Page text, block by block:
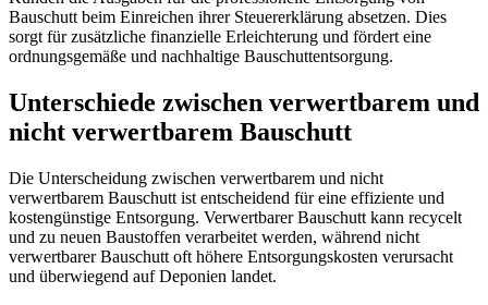
Bauschutt beim Einreichen ihrer Steuererklärung absetzen. Dies
sorgt für zusätzliche finanzielle Erleichterung und fördert eine
ordnungsgemäße und nachhaltige Bauschuttentsorgung.
Unterschiede zwischen verwertbarem und
nicht verwertbarem Bauschutt
Die Unterscheidung zwischen verwertbarem und nicht
verwertbarem Bauschutt ist entscheidend für eine effiziente und
kostengünstige Entsorgung. Verwertbarer Bauschutt kann recycelt
und zu neuen Baustoffen verarbeitet werden, während nicht
verwertbarer Bauschutt oft höhere Entsorgungskosten verursacht
und überwiegend auf Deponien landet.